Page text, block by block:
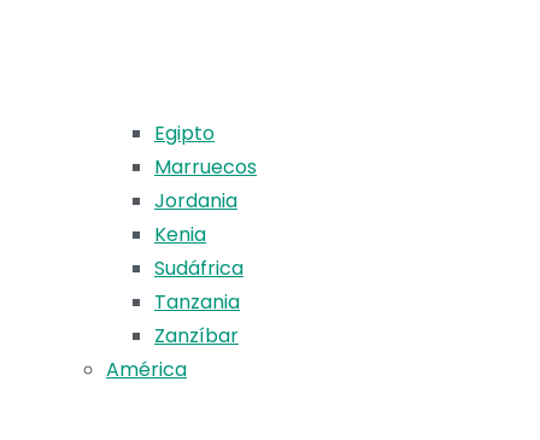
Egipto
Marruecos
Jordania
Kenia
Sudáfrica
Tanzania
Zanzíbar
América